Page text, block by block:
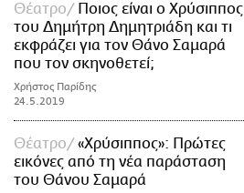
Θέατρο
Ποιος είναι ο Χρύσιππος
του Δημήτρη Δημητριάδη και τι
εκφράζει για τον Θάνο Σαμαρά
που τον σκηνοθετεί;
Χρήστος Παρίδης
24.5.2019
Θέατρο
«Χρύσιππος»: Πρώτες
εικόνες από τη νέα παράσταση
του Θάνου Σαμαρά